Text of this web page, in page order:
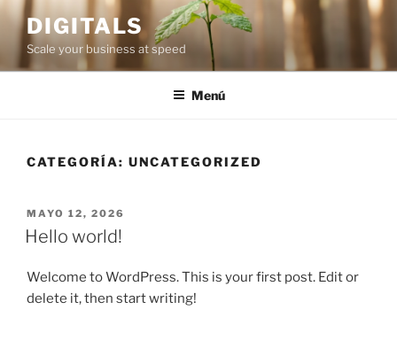
Saltar
contenido
DIGITALS
Scale your business at speed
Menú
CATEGORÍA: UNCATEGORIZED
PUBLICADO
EL
MAYO 12, 2026
Hello world!
Welcome to WordPress. This is your first post. Edit or
delete it, then start writing!